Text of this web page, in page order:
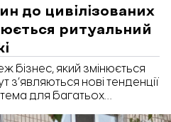
до цивілізованих
ритуальний
бізнес, який змінюється
з’являються нові тенденції
для багатьох